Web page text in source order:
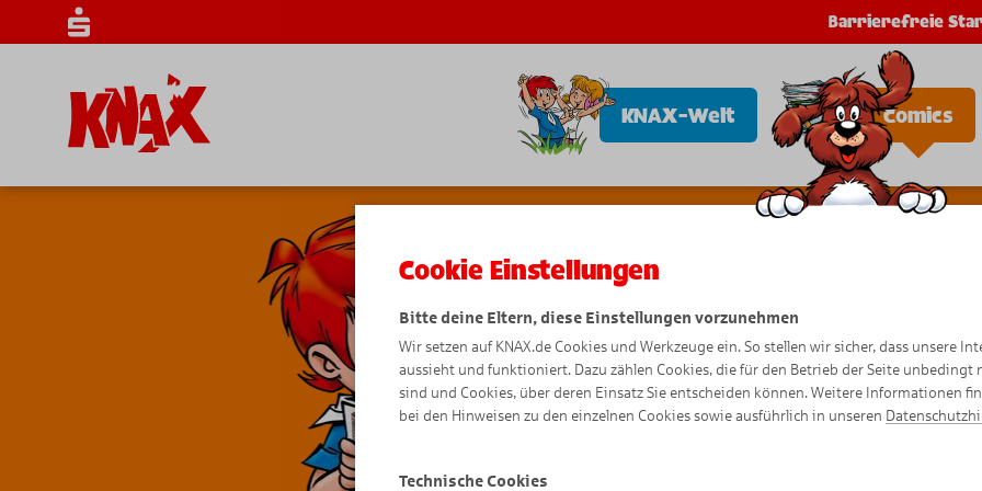
Barrierefreie
KNAX-Welt Comics
Cookie Einstellungen
Bitte deine Eltern, diese Einstellungen vorzunehmen
Wir setzen auf KNAX.de Cookies und Werkzeuge ein. So stellen wir sicher, dass unsere
aussieht und funktioniert. Dazu zählen Cookies, die für den Betrieb der Seite unbedingt
sind und Cookies, über deren Einsatz Sie entscheiden können. Weitere Informationen
bei den Hinweisen zu den einzelnen Cookies sowie ausführlich in unseren
Technische Cookies